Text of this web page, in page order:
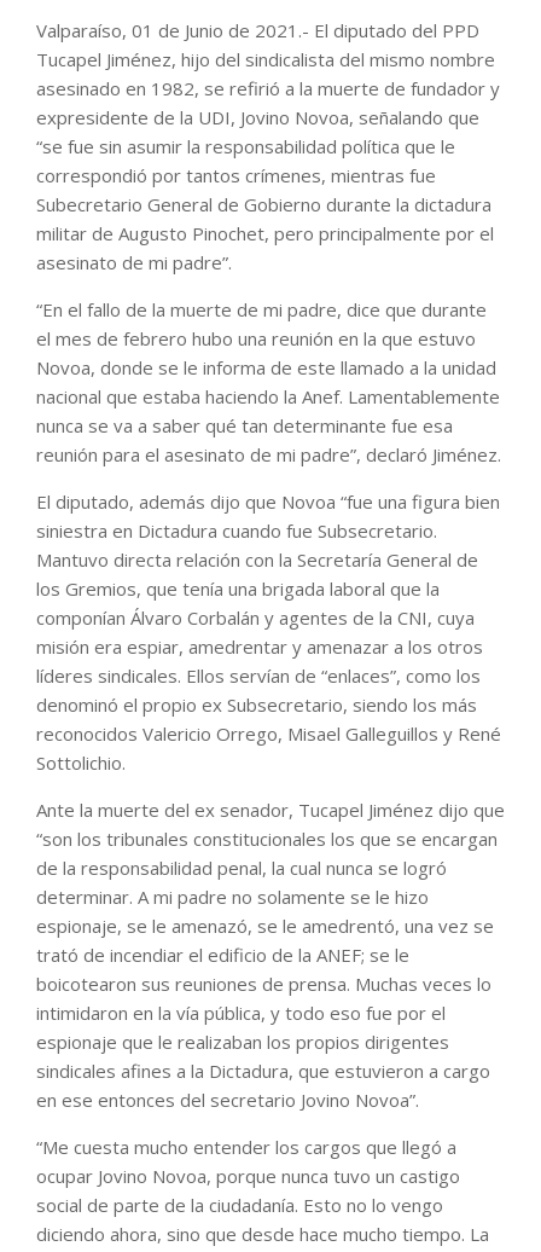
Valparaíso, 01 de Junio de 2021.- El diputado del PPD
Tucapel Jiménez, hijo del sindicalista del mismo nombre
asesinado en 1982, se refirió a la muerte de fundador y
expresidente de la UDI, Jovino Novoa, señalando que
“se fue sin asumir la responsabilidad política que le
correspondió por tantos crímenes, mientras fue
Subecretario General de Gobierno durante la dictadura
militar de Augusto Pinochet, pero principalmente por el
asesinato de mi padre”.
“En el fallo de la muerte de mi padre, dice que durante
el mes de febrero hubo una reunión en la que estuvo
Novoa, donde se le informa de este llamado a la unidad
nacional que estaba haciendo la Anef. Lamentablemente
nunca se va a saber qué tan determinante fue esa
reunión para el asesinato de mi padre”, declaró Jiménez.
El diputado, además dijo que Novoa “fue una figura bien
siniestra en Dictadura cuando fue Subsecretario.
Mantuvo directa relación con la Secretaría General de
los Gremios, que tenía una brigada laboral que la
componían Álvaro Corbalán y agentes de la CNI, cuya
misión era espiar, amedrentar y amenazar a los otros
líderes sindicales. Ellos servían de “enlaces”, como los
denominó el propio ex Subsecretario, siendo los más
reconocidos Valericio Orrego, Misael Galleguillos y René
Sottolichio.
Ante la muerte del ex senador, Tucapel Jiménez dijo que
“son los tribunales constitucionales los que se encargan
de la responsabilidad penal, la cual nunca se logró
determinar. A mi padre no solamente se le hizo
espionaje, se le amenazó, se le amedrentó, una vez se
trató de incendiar el edificio de la ANEF; se le
boicotearon sus reuniones de prensa. Muchas veces lo
intimidaron en la vía pública, y todo eso fue por el
espionaje que le realizaban los propios dirigentes
sindicales afines a la Dictadura, que estuvieron a cargo
en ese entonces del secretario Jovino Novoa”.
“Me cuesta mucho entender los cargos que llegó a
ocupar Jovino Novoa, porque nunca tuvo un castigo
social de parte de la ciudadanía. Esto no lo vengo
diciendo ahora, sino que desde hace mucho tiempo. La